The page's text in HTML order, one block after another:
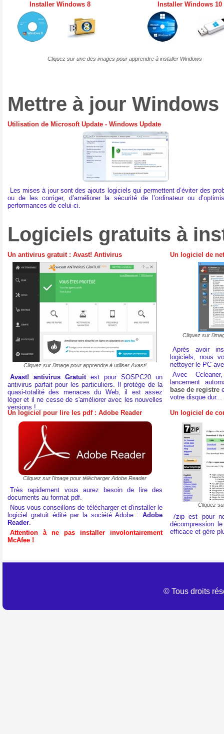
Installer Windows 8 Installer Windows 10
Cliquez sur une des images pour apprendre à installer Windows
Mettre à jour
Utilisation de Microsoft Update - Windows Update
Les mises à jour sont des ajouts logiciels qui permettent d’éviter des
ou de les corriger, d’améliorer la sécurité de l’ordinateur ou
performances de celui-ci.
Logiciels gratuits à
Un antivirus gratuit : Avast! Antivirus
Cliquez sur l'image pour apprendre à utiliser Avast!
Avast! antivirus Gratuitest pour SOSPC20 un
antivirus parfait pour les particuliers. Il protège de la
quasi-totalité des menaces du Web, il est assez
léger et il ne cesse de s'améliorer avec les nouvelles
versions !...
Un logiciel de
Cliquez sur
Après avoir
logiciels, nous
nettoyer le PC
Avec
lancement
base de registre
votre disque dur...
Un logiciel pour lire les pdf : Adobe Reader
Cliquez sur l'image pour télécharger Adobe Reader
Très rapidement vous aurez besoin de lire des
documents au format pdf.
Nous vous conseillons de télécharger et d'installer le
logiciel gratuit édité par la société Adobe : Adobe
Reader.
Attention à ne pas installer involontairement
McAfee !
Un logiciel de
Cliquez
7zip est pour
décompression
efficace et gère
© Tous droits